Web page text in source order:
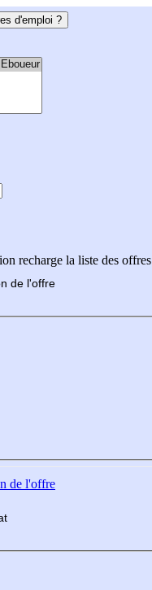
d'emploi ?
recharge la liste des offres
de l'offre
de l'offre